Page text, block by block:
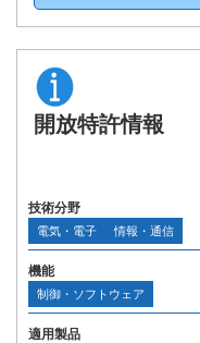
開放特許情報
技術分野
電気・電子 情報・通信
機能
制御・ソフトウェア
適用製品